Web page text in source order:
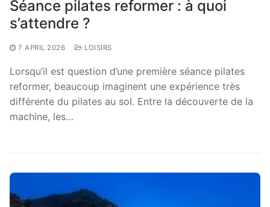
Séance pilates reformer : à quoi
s’attendre ?
7 APRIL 2026 LOISIRS
Lorsqu’il est question d’une première séance pilates
reformer, beaucoup imaginent une expérience très
différente du pilates au sol. Entre la découverte de la
machine, les…